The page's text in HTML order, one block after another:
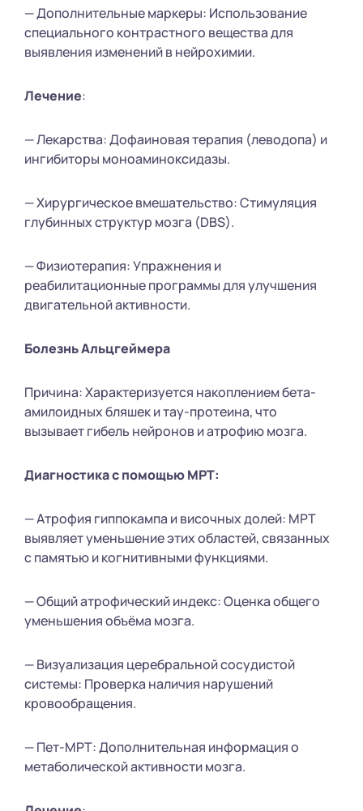
— Дополнительные маркеры: Использование
специального контрастного вещества для
выявления изменений в нейрохимии.
Лечение:
— Лекарства: Дофаиновая терапия (леводопа) и
ингибиторы моноаминоксидазы.
— Хирургическое вмешательство: Стимуляция
глубинных структур мозга (DBS).
— Физиотерапия: Упражнения и
реабилитационные программы для улучшения
двигательной активности.
Болезнь Альцгеймера
Причина: Характеризуется накоплением бета-
амилоидных бляшек и тау-протеина, что
вызывает гибель нейронов и атрофию мозга.
Диагностика с помощью МРТ:
— Атрофия гиппокампа и височных долей: МРТ
выявляет уменьшение этих областей, связанных
с памятью и когнитивными функциями.
— Общий атрофический индекс: Оценка общего
уменьшения объёма мозга.
— Визуализация церебральной сосудистой
системы: Проверка наличия нарушений
кровообращения.
— Пет-МРТ: Дополнительная информация о
метаболической активности мозга.